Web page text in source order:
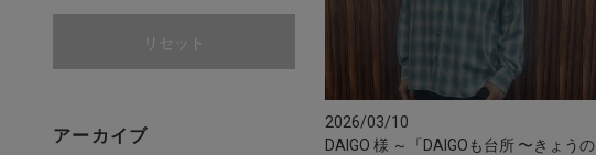
リセット
アーカイブ
2026/03/10
DAIGO 様 ～「DAIGOも台所 〜きょうの